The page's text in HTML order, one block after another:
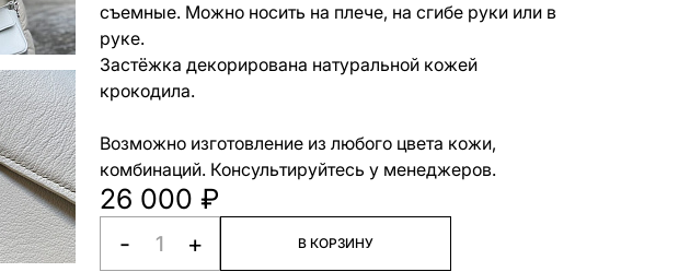
съемные. Можно носить на плече, на сгибе руки или в
руке.
Застёжка декорирована натуральной кожей
крокодила.
Возможно изготовление из любого цвета кожи,
комбинаций. Консультируйтесь у менеджеров.
26 000 ₽
- + В КОРЗИНУ